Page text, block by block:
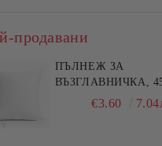
Калъфка за възглавница ,
едноцветна, 100% памук,
различни цветове по
€4.00 7.82лв.
продавани
ПЪЛНЕЖ ЗА
ВЪЗГЛАВНИЧКА,
€3.60